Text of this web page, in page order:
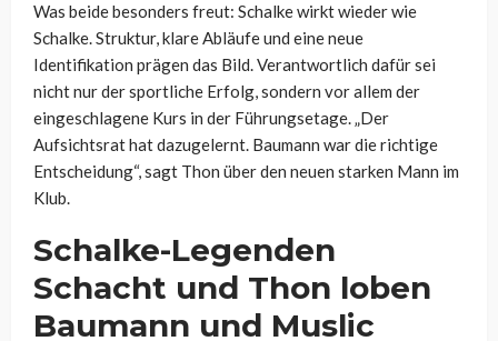
Was beide besonders freut: Schalke wirkt wieder wie
Schalke. Struktur, klare Abläufe und eine neue
Identifikation prägen das Bild. Verantwortlich dafür sei
nicht nur der sportliche Erfolg, sondern vor allem der
eingeschlagene Kurs in der Führungsetage. „Der
Aufsichtsrat hat dazugelernt. Baumann war die richtige
Entscheidung“, sagt Thon über den neuen starken Mann im
Klub.
Schalke-Legenden
Schacht und Thon loben
Baumann und Muslic